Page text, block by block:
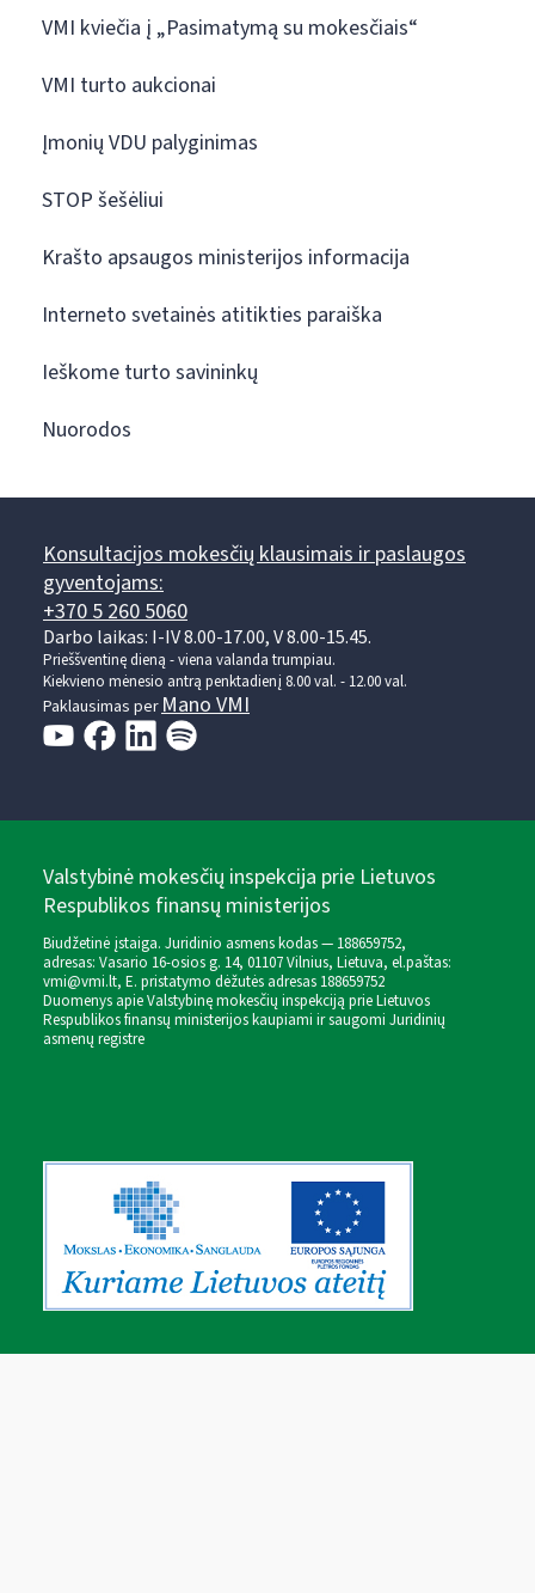
VMI kviečia į „Pasimatymą su mokesčiais“
VMI turto aukcionai
Įmonių VDU palyginimas
STOP šešėliui
Krašto apsaugos ministerijos informacija
Interneto svetainės atitikties paraiška
Ieškome turto savininkų
Nuorodos
Konsultacijos mokesčių klausimais ir paslaugos
gyventojams:
+370 5 260 5060
Darbo laikas: I-IV 8.00-17.00, V 8.00-15.45.
Prieššventinę dieną - viena valanda trumpiau.
Kiekvieno mėnesio antrą penktadienį 8.00 val. - 12.00 val.
Paklausimas perMano VMI
Valstybinė mokesčių inspekcija prie Lietuvos
Respublikos finansų ministerijos
Biudžetinė įstaiga. Juridinio asmens kodas — 188659752,
adresas: Vasario 16-osios g. 14, 01107 Vilnius, Lietuva, el.paštas:
vmi@vmi.lt, E. pristatymo dėžutės adresas 188659752
Duomenys apie Valstybinę mokesčių inspekciją prie Lietuvos
Respublikos finansų ministerijos kaupiami ir saugomi Juridinių
asmenų registre